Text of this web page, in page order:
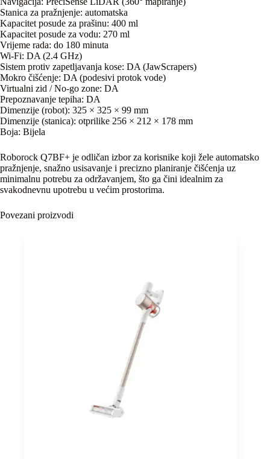
Stanica za pražnjenje: automatska
Kapacitet posude za prašinu: 400 ml
Kapacitet posude za vodu: 270 ml
Vrijeme rada: do 180 minuta
Wi-Fi: DA (2.4 GHz)
Sistem protiv zapetljavanja kose: DA (JawScrapers)
Mokro čišćenje: DA (podesivi protok vode)
Virtualni zid / No-go zone: DA
Prepoznavanje tepiha: DA
Dimenzije (robot): 325 × 325 × 99 mm
Dimenzije (stanica): otprilike 256 × 212 × 178 mm
Boja: Bijela
Roborock Q7BF+ je odličan izbor za korisnike koji žele automatsko
pražnjenje, snažno usisavanje i precizno planiranje čišćenja uz
minimalnu potrebu za održavanjem, što ga čini idealnim za
svakodnevnu upotrebu u većim prostorima.
Povezani proizvodi